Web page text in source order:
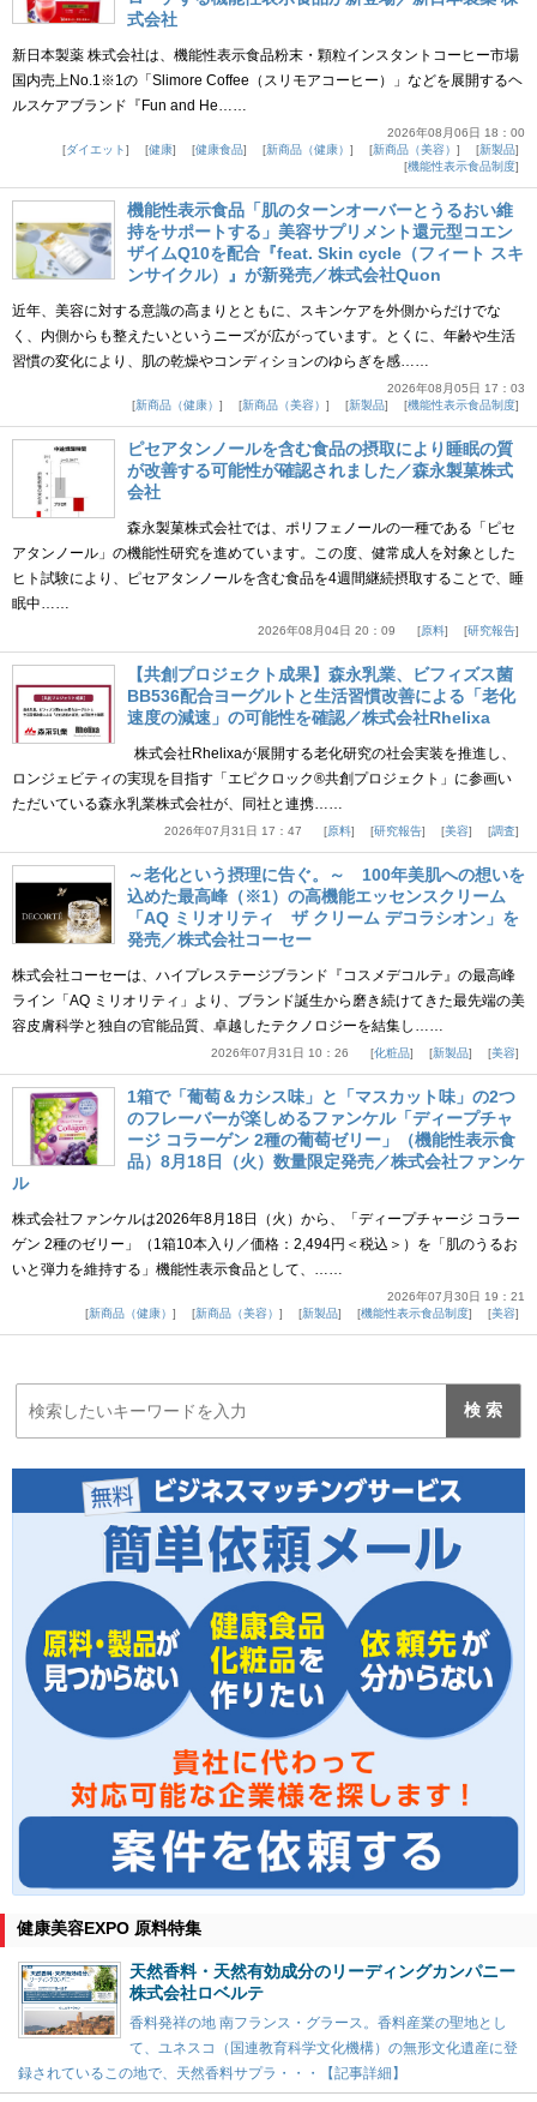
式会社
新日本製薬 株式会社は、機能性表示食品粉末・顆粒インスタントコーヒー市場
国内売上No.1※1の「Slimore Coffee（スリモアコーヒー）」などを展開するヘ
ルスケアブランド『Fun and He……
2026年08月06日 18：00
ダイエット
健康 健康食品 新商品（健康） 新商品（美容）
新製品
機能性表示食品制度
機能性表示食品「肌のターンオーバーとうるおい維
持をサポートする」美容サプリメント還元型コエン
ザイムQ10を配合『feat. Skin cycle（フィート スキ
ンサイクル）』が新発売／株式会社Quon
近年、美容に対する意識の高まりとともに、スキンケアを外側からだけでな
く、内側からも整えたいというニーズが広がっています。とくに、年齢や生活
習慣の変化により、肌の乾燥やコンディションのゆらぎを感……
2026年08月05日 17：03
新商品（健康）
新商品（美容） 新製品 機能性表示食品制度
ピセアタンノールを含む食品の摂取により睡眠の質
が改善する可能性が確認されました／森永製菓株式
会社
森永製菓株式会社では、ポリフェノールの一種である「ピセ
アタンノール」の機能性研究を進めています。この度、健常成人を対象とした
ヒト試験により、ピセアタンノールを含む食品を4週間継続摂取することで、睡
眠中……
2026年08月04日 20：09 原料 研究報告
【共創プロジェクト成果】森永乳業、ビフィズス菌
BB536配合ヨーグルトと生活習慣改善による「老化
速度の減速」の可能性を確認／株式会社Rhelixa
株式会社Rhelixaが展開する老化研究の社会実装を推進し、
ロンジェビティの実現を目指す「エピクロック®共創プロジェクト」に参画い
ただいている森永乳業株式会社が、同社と連携……
2026年07月31日 17：47 原料 研究報告 美容 調査
～老化という摂理に告ぐ。～ 100年美肌への想いを
込めた最高峰（※1）の高機能エッセンスクリーム
「AQ ミリオリティ ザ クリーム デコラシオン」を
発売／株式会社コーセー
株式会社コーセーは、ハイプレステージブランド『コスメデコルテ』の最高峰
ライン「AQ ミリオリティ」より、ブランド誕生から磨き続けてきた最先端の美
容皮膚科学と独自の官能品質、卓越したテクノロジーを結集し……
2026年07月31日 10：26 化粧品 新製品 美容
1箱で「葡萄＆カシス味」と「マスカット味」の2つ
のフレーバーが楽しめるファンケル「ディープチャ
ージ コラーゲン 2種の葡萄ゼリー」（機能性表示食
品）8月18日（火）数量限定発売／株式会社ファンケ
ル
株式会社ファンケルは2026年8月18日（火）から、「ディープチャージ コラー
ゲン 2種のゼリー」（1箱10本入り／価格：2,494円＜税込＞）を「肌のうるお
いと弾力を維持する」機能性表示食品として、……
2026年07月30日 19：21
新商品（健康）
新商品（美容） 新製品 機能性表示食品制度 美容
健康美容EXPO 原料特集
天然香料・天然有効成分のリーディングカンパニー
株式会社ロベルテ
香料発祥の地 南フランス・グラース。香料産業の聖地とし
て、ユネスコ（国連教育科学文化機構）の無形文化遺産に登
録されているこの地で、天然香料サプラ・・・【記事詳細】